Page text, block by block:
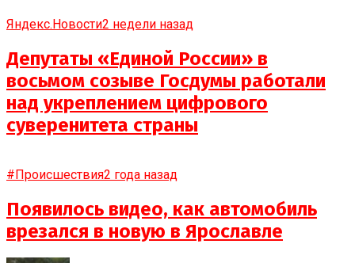
Яндекс.Новости2 недели назад
Депутаты «Единой России» в
восьмом созыве Госдумы работали
над укреплением цифрового
суверенитета страны
#Происшествия2 года назад
Появилось видео, как автомобиль
врезался в новую в Ярославле